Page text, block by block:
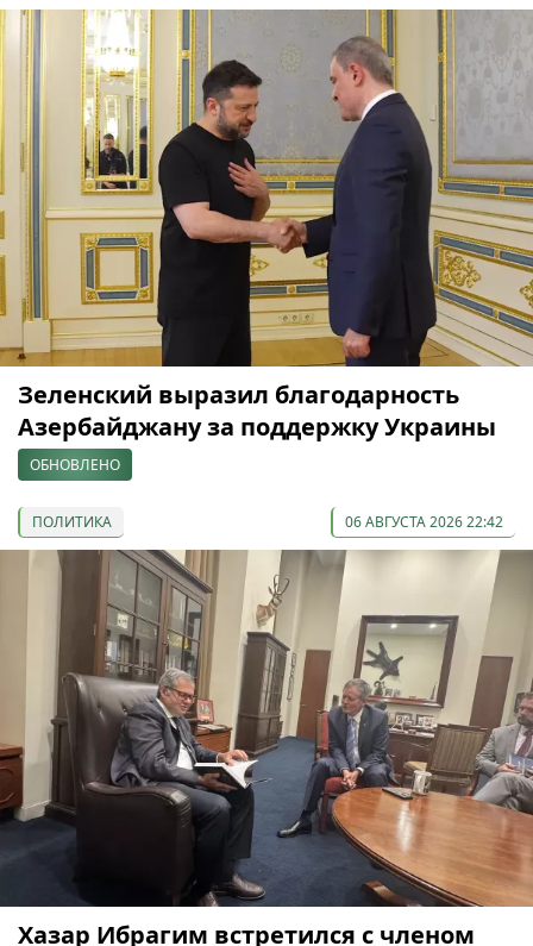
Зеленский выразил благодарность
Азербайджану за поддержку Украины
ОБНОВЛЕНО
ПОЛИТИКА 06 АВГУСТА 2026 22:42
Хазар Ибрагим встретился с членом